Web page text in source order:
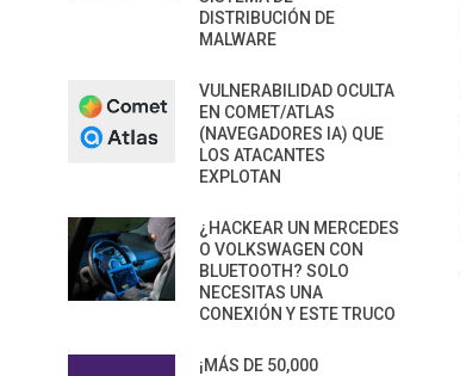
DISTRIBUCIÓN DE
MALWARE
VULNERABILIDAD OCULTA
EN COMET/ATLAS
(NAVEGADORES IA) QUE
LOS ATACANTES
EXPLOTAN
¿HACKEAR UN MERCEDES
O VOLKSWAGEN CON
BLUETOOTH? SOLO
NECESITAS UNA
CONEXIÓN Y ESTE TRUCO
¡MÁS DE 50,000